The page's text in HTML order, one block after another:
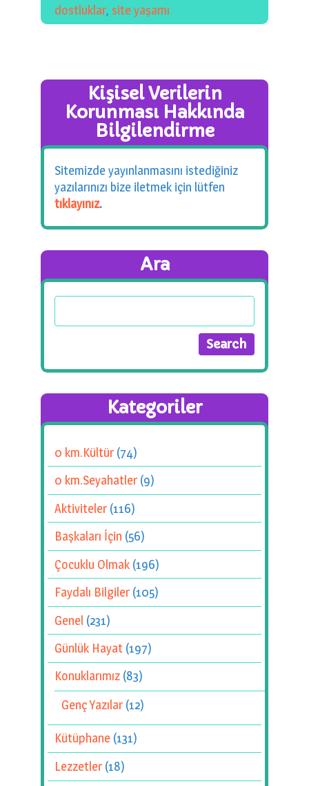
dostluklar, site yaşamı
Kişisel Verilerin
Korunması Hakkında
Bilgilendirme
Sitemizde yayınlanmasını istediğiniz
yazılarınızı bize iletmek için lütfen
tıklayınız.
Ara
Kategoriler
0 km.Kültür(74)
0 km.Seyahatler(9)
Aktiviteler(116)
Başkaları İçin (56)
Çocuklu Olmak (196)
Faydalı Bilgiler(105)
Genel (231)
Günlük Hayat (197)
Konuklarımız (83)
Genç Yazılar(12)
Kütüphane (131)
Lezzetler(18)